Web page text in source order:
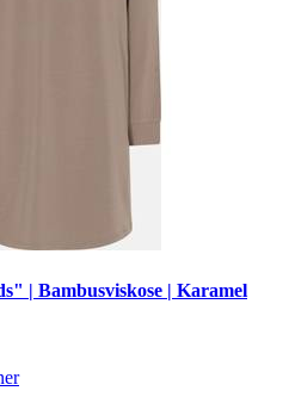
| Bambusviskose | Karamel